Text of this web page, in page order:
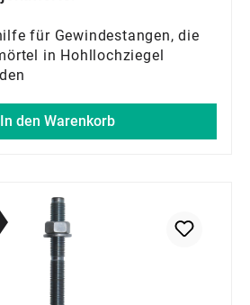
für Gewindestangen, die
in Hohllochziegel
In den Warenkorb